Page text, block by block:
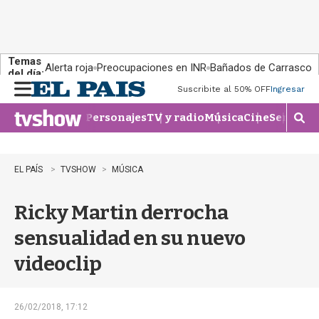
Temas
del día:Alerta roja Preocupaciones en INR Bañados de Carrasco
n
u
Suscribite al 50% OFFIngresar
PersonajesTV y radioMúsicaCineSeries
M
o
EL PAÍS TVSHOW MÚSICA
Ricky Martin derrocha
sensualidad en su nuevo
videoclip
26/02/2018, 17:12